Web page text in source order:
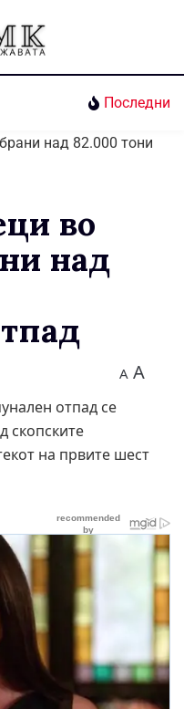
Последни
во
над
A A
отпад се
скопските
на првите шест